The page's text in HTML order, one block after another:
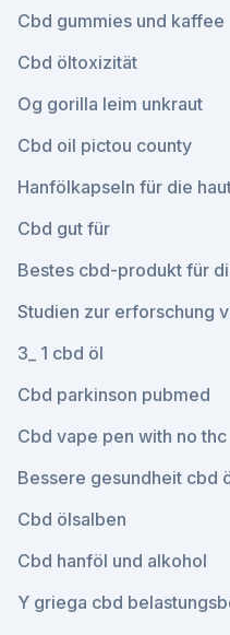
Cbd gummies und kaffee
Cbd öltoxizität
Og gorilla leim unkraut
Cbd oil pictou county
Hanfölkapseln für die
Cbd gut für
Bestes cbd-produkt für
Studien zur erforschung
3_ 1 cbd öl
Cbd parkinson pubmed
Cbd vape pen with no thc
Bessere gesundheit cbd
Cbd ölsalben
Cbd hanföl und alkohol
Y griega cbd